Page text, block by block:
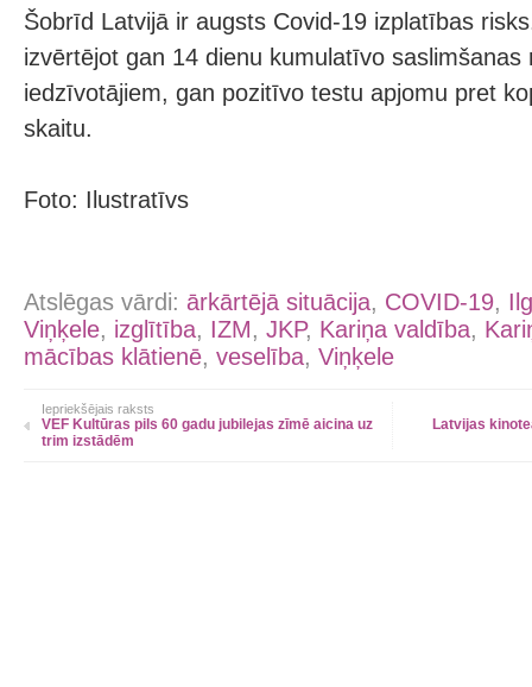
Šobrīd Latvijā ir augsts Covid-19 izplatības
izvērtējot gan 14 dienu kumulatīvo
iedzīvotājiem, gan pozitīvo testu apjomu pret
skaitu.
Foto: Ilustratīvs
Atslēgas vārdi: ārkārtējā situācija, COVID-19,
Viņķele, izglītība, IZM, JKP, Kariņa valdība,
mācības klātienē, veselība, Viņķele
Iepriekšējais raksts
VEF Kultūras pils 60 gadu jubilejas zīmē aicina uz
trim izstādēm
Latvijas